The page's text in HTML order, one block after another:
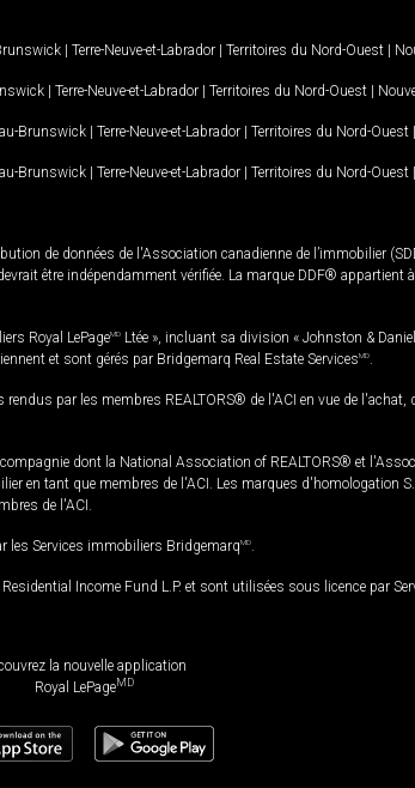
| Terre-Neuve-et-Labrador | Territoires du Nord-Ouest |
| Terre-Neuve-et-Labrador | Territoires du Nord-Ouest |
Brunswick | Terre-Neuve-et-Labrador | Territoires du Nord-Ouest |
Brunswick | Terre-Neuve-et-Labrador | Territoires du Nord-Ouest |
de données de l'Association canadienne de l’immobilier
être indépendamment vérifiée. La marque DDF® appartient
Royal LePageMD Ltée », incluant sa division « Johnston & Daniel
et sont gérés par Bridgemarq Real Estate ServicesMD
par les membres REALTORS® de l'ACI en vue de
dont la National Association of REALTORS® et
en tant que membres de l'ACI. Les marques
de l'ACI.
les Services immobiliers BridgemarqMD
Income Fund L.P. et sont utilisées sous licence par
la nouvelle application
Royal LePageMD